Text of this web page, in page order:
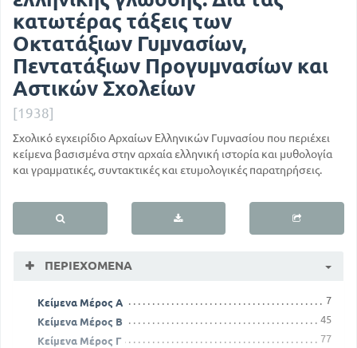
κατωτέρας τάξεις των
Οκτατάξιων Γυμνασίων,
Πεντατάξιων Προγυμνασίων και
Αστικών Σχολείων
[1938]
Σχολικό εγχειρίδιο Αρχαίων Ελληνικών Γυμνασίου που περιέχει
κείμενα βασισμένα στην αρχαία ελληνική ιστορία και μυθολογία
και γραμματικές, συντακτικές και ετυμολογικές παρατηρήσεις.
ΠΕΡΙΕΧΌΜΕΝΑ
Κείμενα Μέρος Α
7
Κείμενα Μέρος Β
45
Κείμενα Μέρος Γ
77